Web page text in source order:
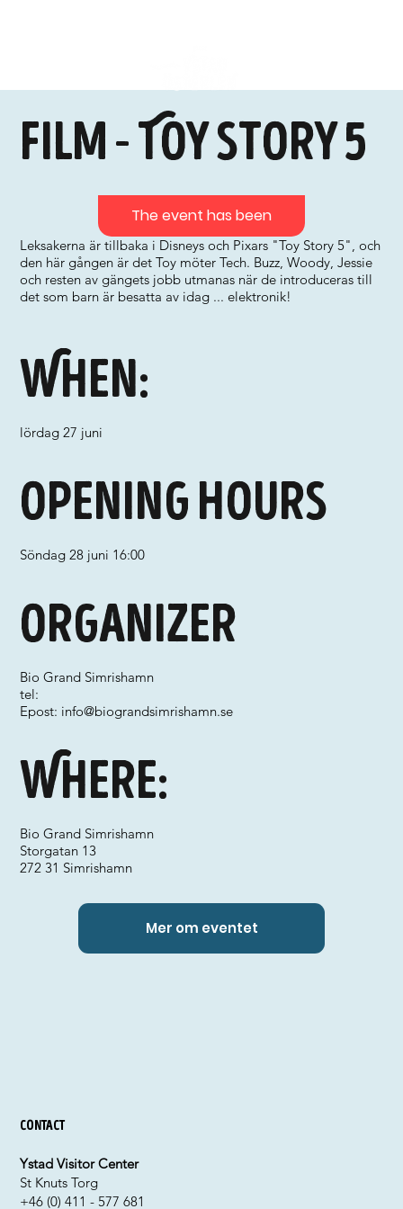
Film - Toy Story 5
Leksakerna är tillbaka i Disneys och Pixars "Toy Story 5", och
den här gången är det Toy möter Tech. Buzz, Woody, Jessie
och resten av gängets jobb utmanas när de introduceras till
det som barn är besatta av idag ... elektronik!
When:
lördag 27 juni
Where:
Organizer
Bio Grand Simrishamn
tel:
Epost: info@biograndsimrishamn.se
Bio Grand Simrishamn
Storgatan 13
272 31 Simrishamn
Opening hours
Söndag 28 juni 16:00
Mer om eventet
The event has been
Contact
Ystad Visitor Center
St Knuts Torg
+46 (0) 411 - 577 681